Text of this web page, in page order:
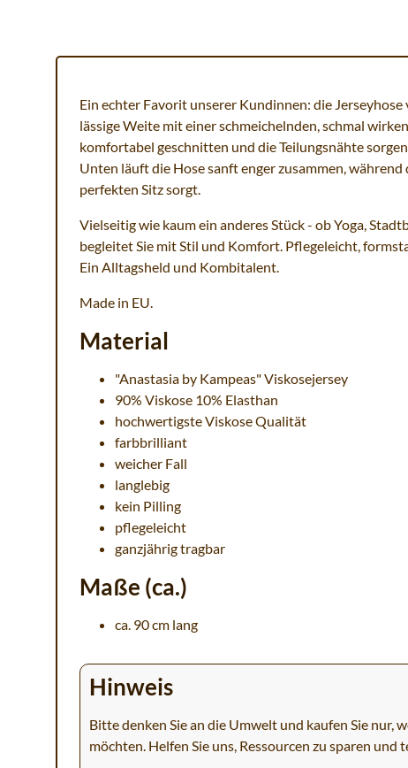
Ein echter Favorit unserer Kundinnen: die
lässige Weite mit einer schmeichelnden, schmal
komfortabel geschnitten und die Teilungsnähte
Unten läuft die Hose sanft enger zusammen,
perfekten Sitz sorgt.
Vielseitig wie kaum ein anderes Stück - ob Yoga,
begleitet Sie mit Stil und Komfort. Pflegeleicht,
Ein Alltagsheld und Kombitalent.
Made in EU.
Material
"Anastasia by Kampeas" Viskosejersey
90% Viskose 10% Elasthan
hochwertigste Viskose Qualität
farbbrilliant
weicher Fall
langlebig
kein Pilling
pflegeleicht
ganzjährig tragbar
Maße (ca.)
ca. 90 cm lang
Hinweis
Bitte denken Sie an die Umwelt und kaufen Sie nur,
möchten. Helfen Sie uns, Ressourcen zu sparen und